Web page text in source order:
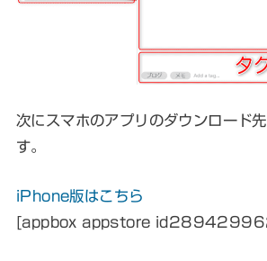
次にスマホのアプリのダウンロード
す。
iPhone版はこちら
[appbox appstore